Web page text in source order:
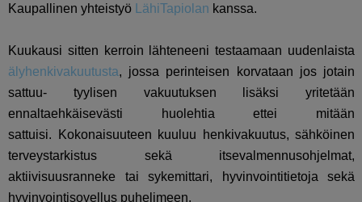
Kaupallinen yhteistyö LähiTapiolan kanssa.
Kuukausi sitten kerroin lähteneeni testaamaan uudenlaista
älyhenkivakuutusta, jossa perinteisen korvataan jos jotain
sattuu- tyylisen vakuutuksen lisäksi yritetään
ennaltaehkäisevästi huolehtia ettei mitään
sattuisi.
Kokonaisuuteen kuuluu henkivakuutus, sähköinen
terveystarkistus sekä itsevalmennusohjelmat,
aktiivisuusranneke tai sykemittari, hyvinvointitietoja sekä
hyvinvointisovellus puhelimeen.